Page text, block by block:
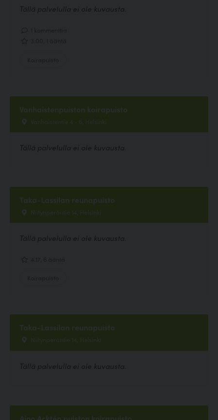
Tällä palvelulla ei ole kuvausta.
Vanhaistenpuiston koirapuisto
Vanhaistentie 4 - 6, Helsinki
Tällä palvelulla ei ole kuvausta.
Taka-Lassilan reunapuisto
Niitynperäntie 14, Helsinki
Tällä palvelulla ei ole kuvausta.
Taka-Lassilan reunapuisto
Niitynperäntie 14, Helsinki
Tällä palvelulla ei ole kuvausta.
Aino Acktén puiston koirapuisto